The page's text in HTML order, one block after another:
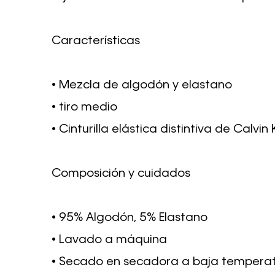
Características
• Mezcla de algodón y elastano
• tiro medio
• Cinturilla elástica distintiva de Calvin
Composición y cuidados
• 95% Algodón, 5% Elastano
• Lavado a máquina
• Secado en secadora a baja